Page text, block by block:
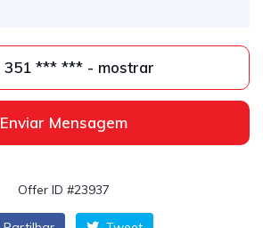
351 *** *** - mostrar
Enviar Mensagem
Offer ID #23937